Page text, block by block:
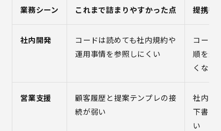
業務シーン これまで詰まりやすかった点 提携後
社内開発
コードは読めても社内規約や
運用事情を参照しにくい
コード
順を近
くなる
営業支援
顧客履歴と提案テンプレの接
続が弱い
社内ナ
下書き
い